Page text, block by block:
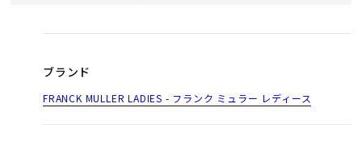
ブランド
FRANCK MULLER LADIES - フランク ミュラー レディース